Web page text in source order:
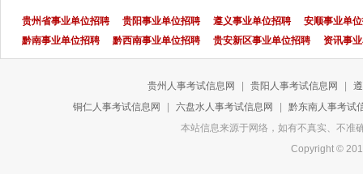
贵州省事业单位招聘 贵阳事业单位招聘 遵义事业单位招聘
安顺事业单
黔南事业单位招聘
黔西南事业单位招聘 贵安新区事业单位招聘 资讯事
贵州人事考试信息网 贵阳人事考试信息网
铜仁人事考试信息网
六盘水人事考试信息网
黔东南人事考试
本站信息来源于网络，如有不真实、不
Copyright ©